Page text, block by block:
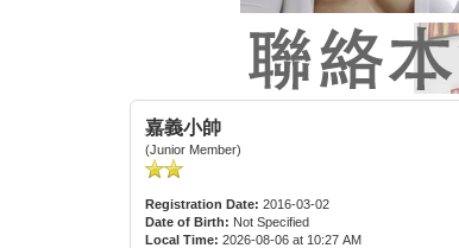
嘉義小帥
(Junior Member)
Registration Date: 2016-03-02
Date of Birth: Not Specified
Local Time: 2026-08-06 at 10:27 AM